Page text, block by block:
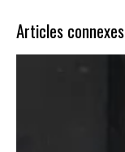
Articles connexes